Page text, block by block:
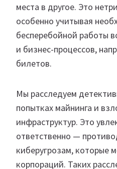
места в другое. Это
особенно учитывая
бесперебойной работы
и бизнес-процессов,
билетов.
Мы расследуем
попытках майнинга и
инфраструктур. Это
ответственно —
киберугрозам, которые
корпораций. Таких